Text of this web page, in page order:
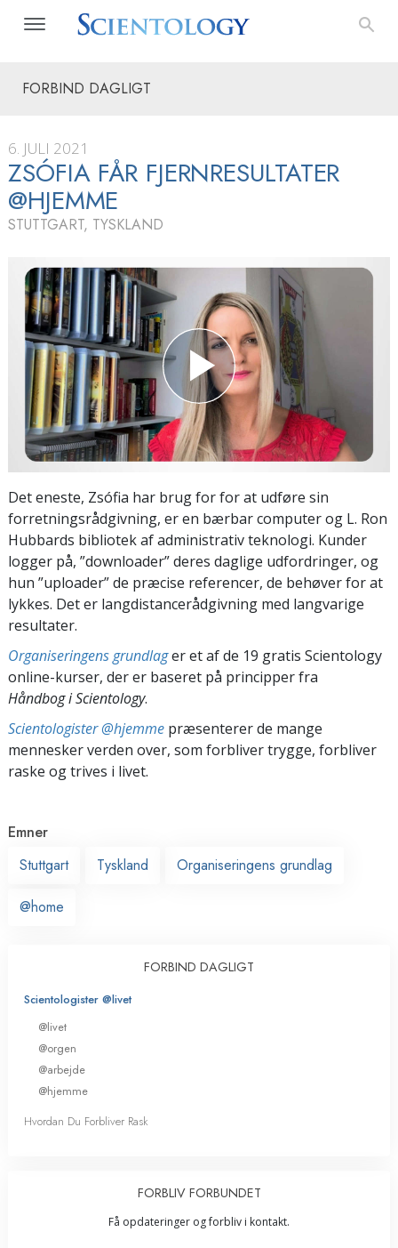
FORBIND DAGLIGT
6. JULI 2021
ZSÓFIA FÅR FJERNRESULTATER
@HJEMME
STUTTGART, TYSKLAND
Det eneste, Zsófia har brug for for at udføre sin
forretningsrådgivning, er en bærbar computer og L. Ron
Hubbards bibliotek af administrativ teknologi. Kunder
logger på, ”downloader” deres daglige udfordringer, og
hun ”uploader” de præcise referencer, de behøver for at
lykkes. Det er langdistancerådgivning med langvarige
resultater.
Organiseringens grundlager et af de 19 gratis Scientology
online-kurser, der er baseret på principper fra
Håndbog i Scientology.
Scientologister @hjemme præsenterer de mange
mennesker verden over, som forbliver trygge, forbliver
raske og trives i livet.
Emner
Stuttgart
Tyskland Organiseringens grundlag
@home
FORBIND DAGLIGT
Scientologister @livet
@livet
@orgen
@arbejde
@hjemme
Hvordan Du Forbliver Rask
FORBLIV FORBUNDET
Få opdateringer og forbliv i kontakt.